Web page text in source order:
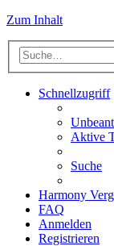
Zum Inhalt
Schnellzugriff
Aktive
Suche
Harmony
FAQ
Anmelden
Registrieren